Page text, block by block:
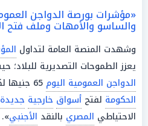
«مؤشرات بورصة الدواجن
والساسو والأمهات وملف فتح
وشهدت المنصة العامة لتداول
يعزز الطموحات التصديرية للبلاد؛
الدواجن العمومية اليوم
الحكومة لفتح أسواق خارجية جديدة
الاحتياطي المصري بالنقد الأجنبي».